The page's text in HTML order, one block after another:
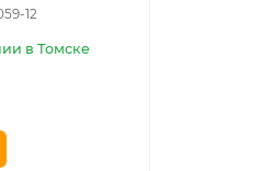
12
в Томске